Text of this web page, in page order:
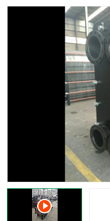
汽水换热机组
板式换热机组
囊式膨胀水箱
智能供水设备
非标加工设备